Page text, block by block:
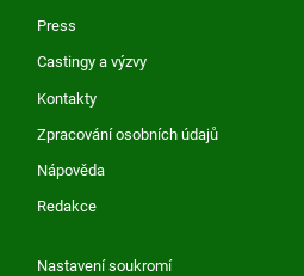
Press
Castingy a výzvy
Kontakty
Zpracování osobních údajů
Nápověda
Redakce
Nastavení soukromí